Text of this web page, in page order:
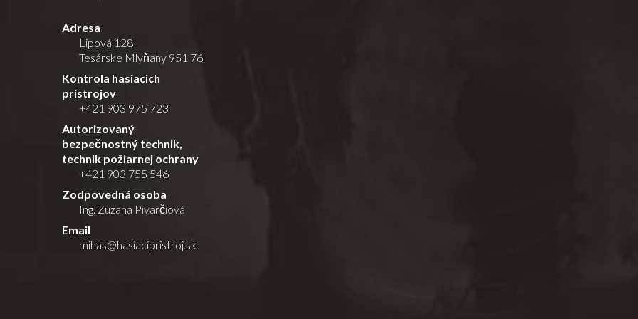
Adresa
Lipová 128
Tesárske Mlyňany 951 76
Kontrola hasiacich
prístrojov
+421 903 975 723
Autorizovaný
bezpečnostný technik,
technik požiarnej ochrany
+421 903 755 546
Zodpovedná osoba
Ing. Zuzana Pivarčiová
Email
mihas@hasiacipristroj.sk